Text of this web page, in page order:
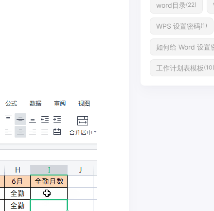
word目录(22)
WPS 设置密码(1)
如何给 Word 设置
工作计划表模板 (10)